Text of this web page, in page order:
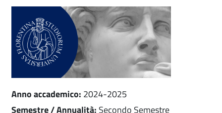
Anno accademico: 2024-2025
Semestre / Annualità: Secondo Semestre